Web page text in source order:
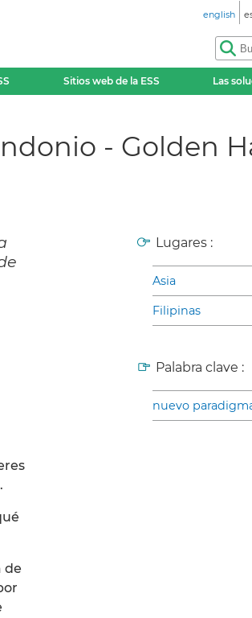
english
Sitios web de la ESS Las
- Golden
de
Lugares :
Asia
Filipinas
Palabra clave :
nuevo